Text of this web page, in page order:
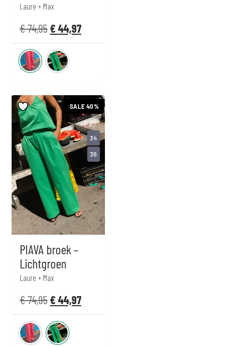
Laure + Max
€74,95€44,97
SALE 40%
PIAVA broek –
Lichtgroen
Laure + Max
€74,95€44,97
34
36